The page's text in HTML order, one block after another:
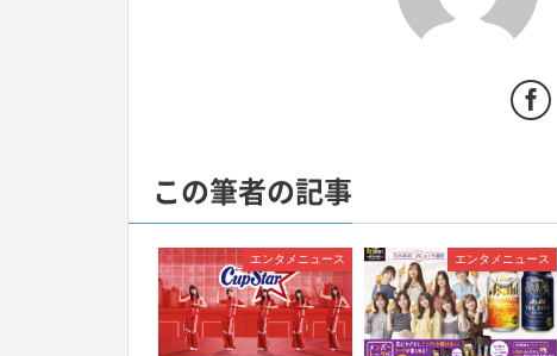
この筆者の記事
エンタメニュース エンタメニュース